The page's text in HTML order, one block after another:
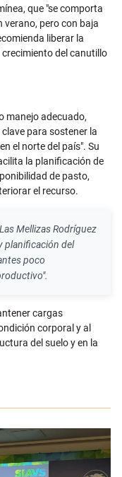
que "se comporta
verano, pero con baja
liberar la
del canutillo
manejo adecuado,
para sostener la
el norte del país". Su
la planificación de
de pasto,
el recurso.
Mellizas Rodríguez
planificación del
poco
cargas
corporal y al
del suelo y en la